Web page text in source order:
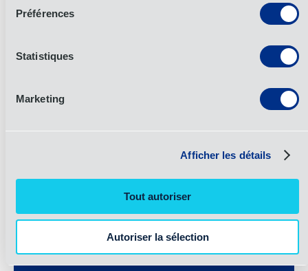
Préférences
Statistiques
Marketing
Afficher les détails
Tout autoriser
Autoriser la sélection
OIA’s heaviest lift? A
600 MT pile hammer
that was used to install
offshore wind turbines.
Energy Industry: PDF
Flyer